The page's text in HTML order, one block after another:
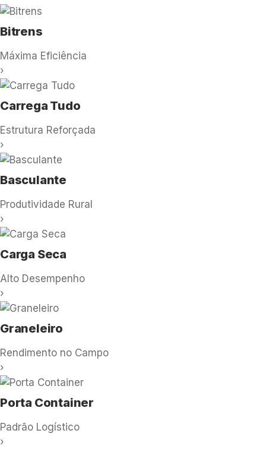
Bitrens
Máxima Eficiência
›
Carrega Tudo
Estrutura Reforçada
›
Basculante
Produtividade Rural
›
Carga Seca
Alto Desempenho
›
Graneleiro
Rendimento no Campo
›
Porta Container
Padrão Logístico
›